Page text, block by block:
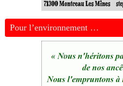
Pour l’environnement …